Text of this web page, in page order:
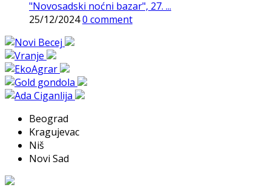
"Novosadski noćni bazar", 27. ...
25/12/20240 comment
Beograd
Kragujevac
Niš
Novi Sad